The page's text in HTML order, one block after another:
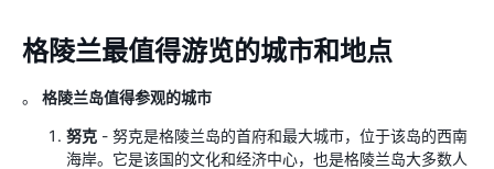
格陵兰最值得游览的城市和地点
。 格陵兰岛值得参观的城市
努克 - 努克是格陵兰岛的首府和最大城市，位于该岛的西南
海岸。它是该国的文化和经济中心，也是格陵兰岛大多数人